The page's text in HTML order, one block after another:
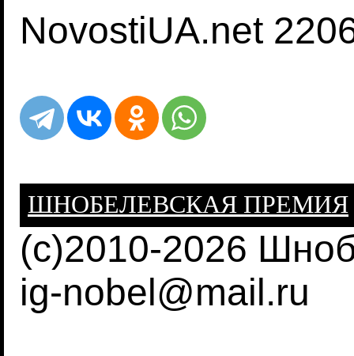
NovostiUA.net
ШНОБЕЛЕВСКАЯ ПРЕМИЯ
(c)2010-2026
ig-nobel@mail.ru